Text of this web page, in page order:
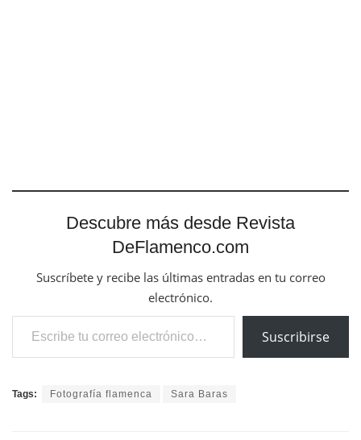
Descubre más desde Revista
DeFlamenco.com
Suscríbete y recibe las últimas entradas en tu correo
electrónico.
Escribe tu correo electrónico…
Suscribirse
Tags: Fotografía flamenca Sara Baras